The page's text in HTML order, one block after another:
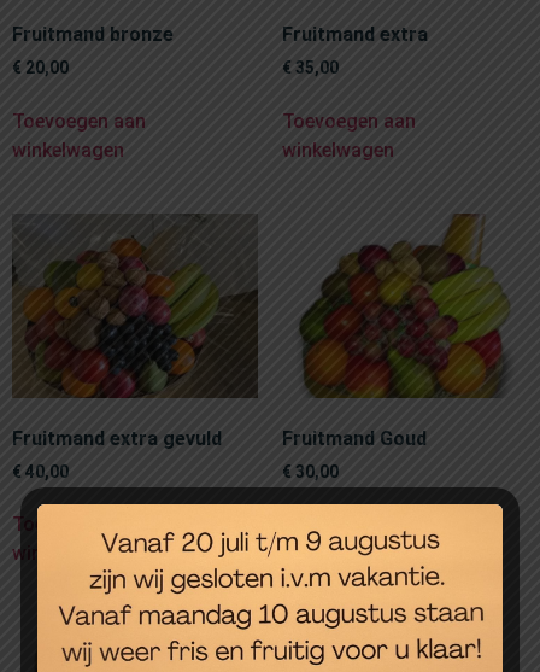
Fruitmand bronze
€ 20,00
Toevoegen aan
winkelwagen
Fruitmand extra
€ 35,00
Toevoegen aan
winkelwagen
Fruitmand extra gevuld
€ 40,00
Toevoegen aan
winkelwagen
Fruitmand Goud
€ 30,00
winkelwagen